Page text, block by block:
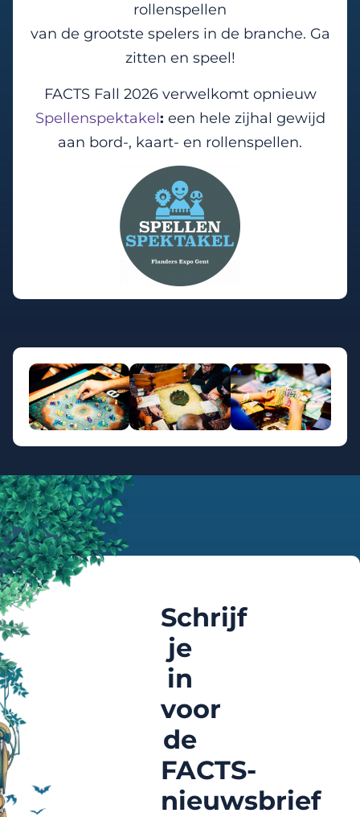
rollenspellen
van de grootste spelers in de branche. Ga
zitten en speel!
FACTS Fall 2026 verwelkomt opnieuw
Spellenspektakel: een hele zijhal gewijd
aan bord-, kaart- en rollenspellen.
Schrijf
je
in
voor
de
FACTS-
nieuwsbrief